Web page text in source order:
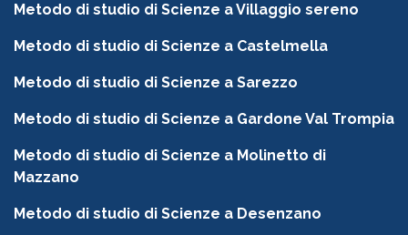
Metodo di studio di Scienze a Villaggio sereno
Metodo di studio di Scienze a Castelmella
Metodo di studio di Scienze a Sarezzo
Metodo di studio di Scienze a Gardone Val Trompia
Metodo di studio di Scienze a Molinetto di
Mazzano
Metodo di studio di Scienze a Desenzano